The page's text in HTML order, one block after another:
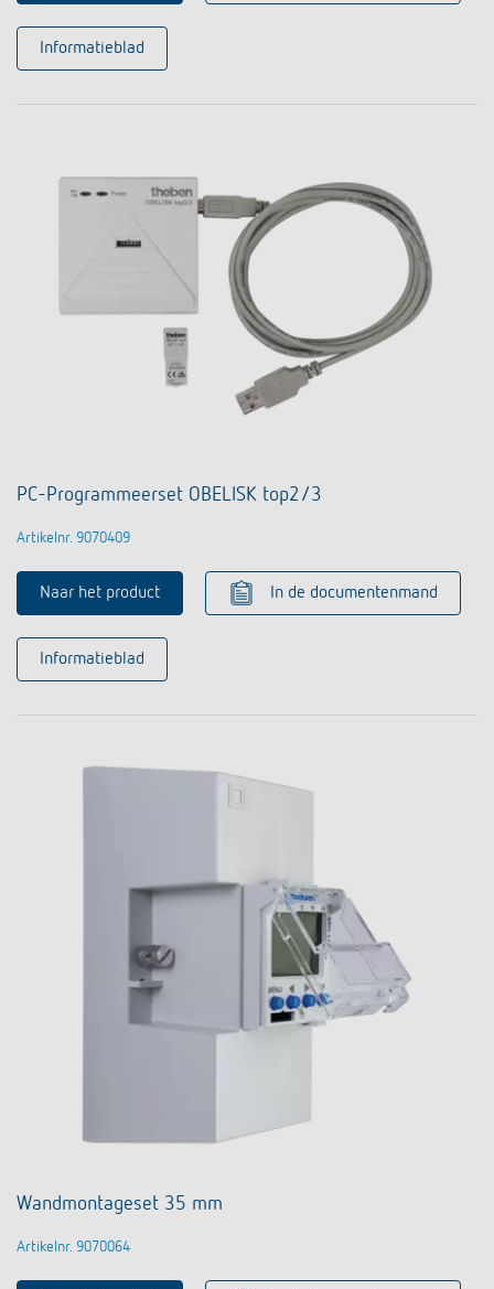
Informatieblad
PC-Programmeerset OBELISK top2/3
Artikelnr. 9070409
Naar het product In de documentenmand
Informatieblad
Wandmontageset 35 mm
Artikelnr. 9070064